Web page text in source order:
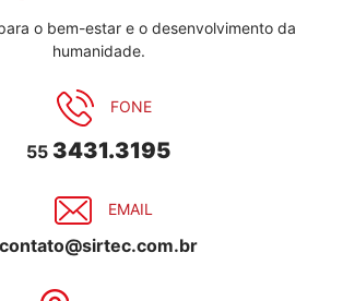
o bem-estar e o desenvolvimento da
humanidade.
FONE
55 3431.3195
EMAIL
contato@sirtec.com.br